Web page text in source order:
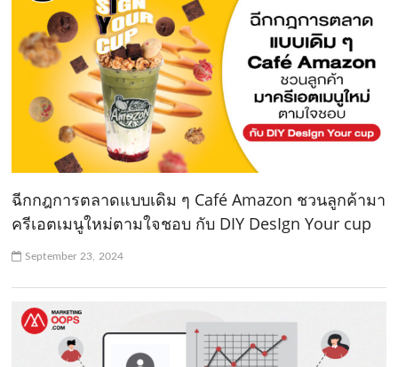
ฉีกกฎการตลาดแบบเดิม ๆ Café Amazon ชวนลูกค้ามา
ครีเอตเมนูใหม่ตามใจชอบ กับ DIY DesIgn Your cup
September 23, 2024